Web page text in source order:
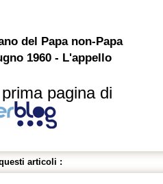
del Papa non-Papa
1960 - L'appello
pagina di
articoli :